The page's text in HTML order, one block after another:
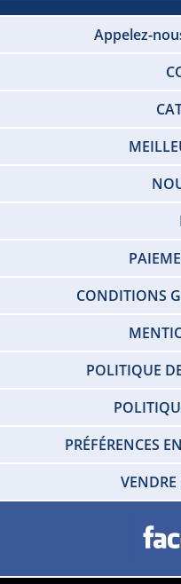
Appelez-
CONDITIONS
POLITIQUE
PRÉFÉRENCES